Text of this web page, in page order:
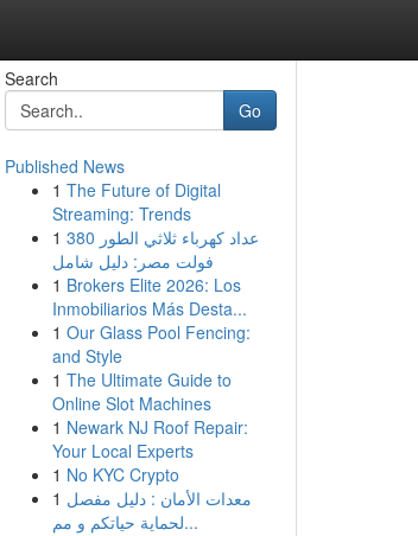
Search
Go
Published News
1 The Future of Digital
Streaming: Trends
1 عداد كهرباء ثلاثي الطور 380
فولت مصر: دليل شامل
1 Brokers Elite 2026: Los
Inmobiliarios Más Desta...
1 Our Glass Pool Fencing:
and Style
1 The Ultimate Guide to
Online Slot Machines
1 Newark NJ Roof Repair:
Your Local Experts
1 No KYC Crypto
1 معدات الأمان : دليل مفصل
لحماية حياتكم و مم...